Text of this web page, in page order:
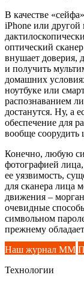
В качестве
iPhone или другой
оптический
внушает доверия,
и получить
домашних
ноутбуке или
распознаванием
достанутся. Ну, а
обеспечение для
вообще соорудить
Конечно, любую
фотографией
ее уязвимость,
для сканера лица
движения –
очевидные
символьном
прежнему
Наш журнал ММ
Технологии